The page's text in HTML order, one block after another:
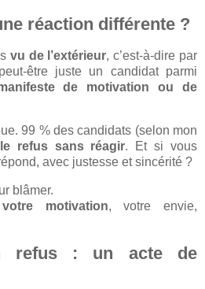
réaction différente ?
vu de l’extérieur, c’est-à-dire par
être juste un candidat parmi
de motivation ou de
99 % des candidats (selon mon
refus sans réagir. Et si vous
avec justesse et sincérité ?
blâmer.
motivation, votre envie,
refus : un acte de